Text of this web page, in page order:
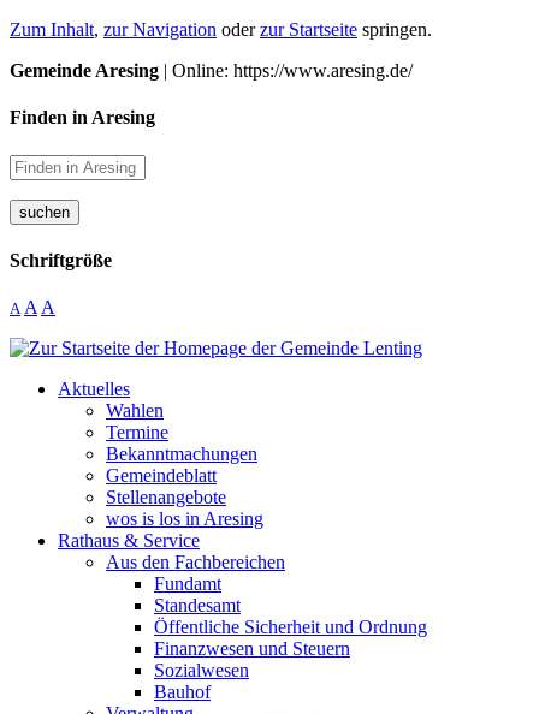
Zum Inhalt, zur Navigation oderzur Startseite springen.
Gemeinde Aresing | Online: https://www.aresing.de/
Finden in Aresing
suchen
Schriftgröße
A A A
Aktuelles
Wahlen
Termine
Bekanntmachungen
Gemeindeblatt
Stellenangebote
wos is los in Aresing
Rathaus & Service
Aus den Fachbereichen
Fundamt
Standesamt
Öffentliche Sicherheit und Ordnung
Finanzwesen und Steuern
Sozialwesen
Bauhof